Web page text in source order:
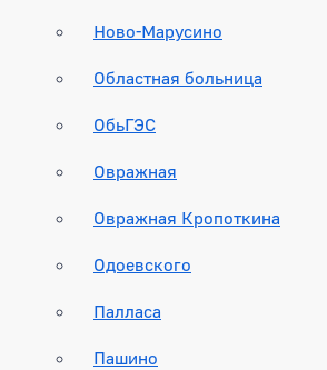
Ново-Марусино
Областная больница
ОбьГЭС
Овражная
Овражная Кропоткина
Одоевского
Палласа
Пашино